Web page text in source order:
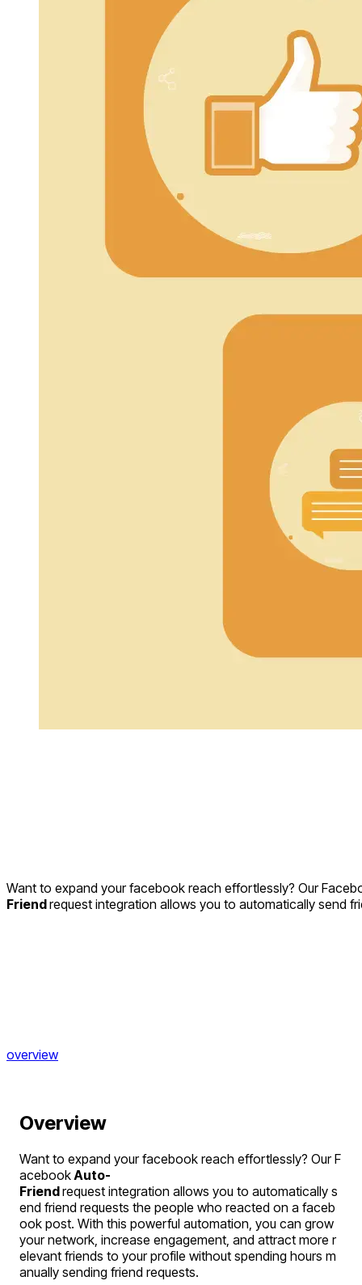
Want to expand your facebook reach effortlessly? Our
Friendrequest integration allows you to automatically send
overview
Overview
Want to expand your facebook reach effortlessly? Our F
acebook Auto-
Friend request integration allows you to automatically s
end friend requests the people who reacted on a faceb
ook post. With this powerful automation, you can grow
your network, increase engagement, and attract more r
elevant friends to your profile without spending hours m
anually sending friend requests.